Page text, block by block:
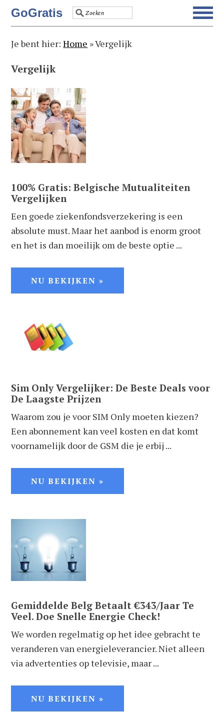
Spring
hoofdnavigatie
Door
hoofd
inhoud
Spring
eerste
sidebar
Spring
voettekst
GoGratis
Je bent hier:Home »Vergelijk
Vergelijk
100% Gratis: Belgische Mutualiteiten
Vergelijken
Een goede ziekenfondsverzekering is een
absolute must. Maar het aanbod is enorm groot
en het is dan moeilijk om de beste optie ...
NU BEKIJKEN »
Sim Only Vergelijker: De Beste Deals voor
De Laagste Prijzen
Waarom zou je voor SIM Only moeten kiezen?
Een abonnement kan veel kosten en dat komt
voornamelijk door de GSM die je erbij ...
NU BEKIJKEN »
Gemiddelde Belg Betaalt €343/Jaar Te
Veel. Doe Snelle Energie Check!
We worden regelmatig op het idee gebracht te
veranderen van energieleverancier. Niet alleen
via advertenties op televisie, maar ...
NU BEKIJKEN »